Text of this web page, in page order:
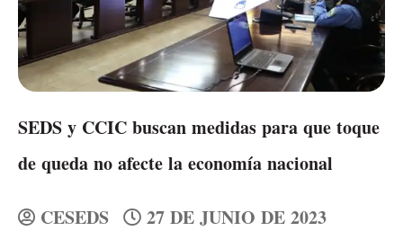
SEDS y CCIC buscan medidas para que toque
de queda no afecte la economía nacional
CESEDS
27 DE JUNIO DE 2023